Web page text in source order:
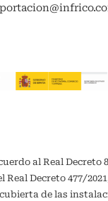
al Real Decreto
Real Decreto 477/
de las